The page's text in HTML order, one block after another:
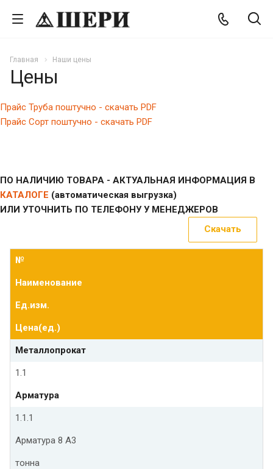
Главная Наши цены
Цены
Прайс Труба поштучно - скачать PDF
Прайс Сорт поштучно - скачать PDF
ПО НАЛИЧИЮ ТОВАРА - АКТУАЛЬНАЯ ИНФОРМАЦИЯ В
КАТАЛОГЕ (автоматическая выгрузка)
ИЛИ УТОЧНИТЬ ПО ТЕЛЕФОНУ У МЕНЕДЖЕРОВ
Скачать
№
Наименование
Ед.изм.
Цена(ед.)
Металлопрокат
1.1
Арматура
1.1.1
Арматура 8 А3
тонна